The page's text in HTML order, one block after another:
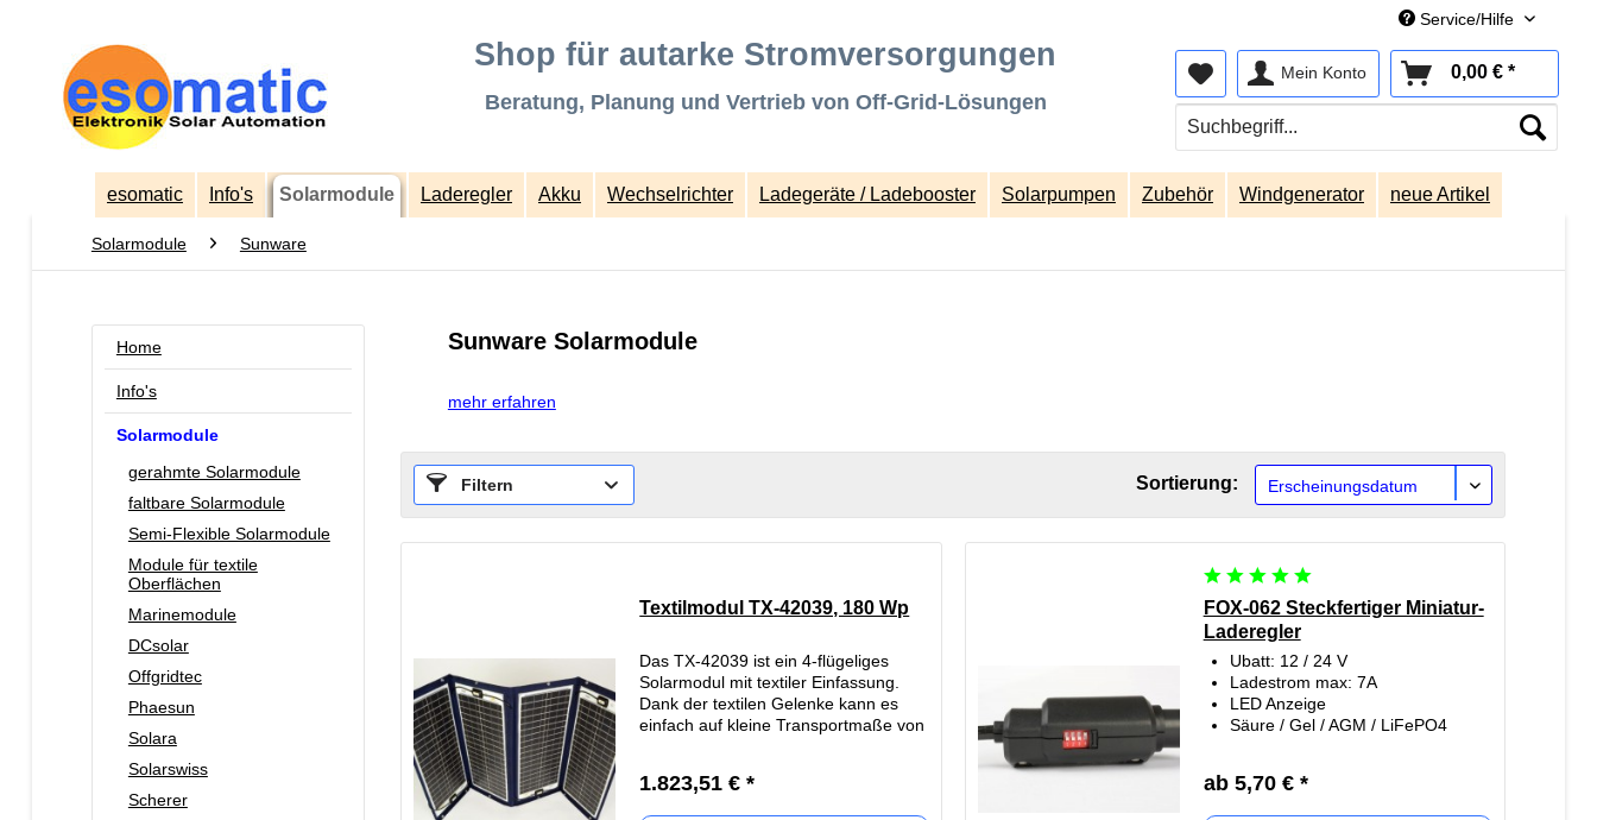
Service/Hilfe
Mein Konto 0,00 € *
Shop für autarke Stromversorgungen
Beratung, Planung und Vertrieb von Off-Grid-Lösungen
esomatic Info's Solarmodule Laderegler Akku Wechselrichter Ladegeräte / Ladebooster Solarpumpen Zubehör Windgenerator neue Artikel
Solarmodule Sunware
Home
Info's
Solarmodule
gerahmte Solarmodule
faltbare Solarmodule
Semi-Flexible Solarmodule
Module für textile
Oberflächen
Marinemodule
DCsolar
Offgridtec
Phaesun
Solara
Solarswiss
Scherer
Sunware Solarmodule
mehr erfahren
Filtern Sortierung:
Textilmodul TX-42039, 180 Wp
Das TX-42039 ist ein 4-flügeliges
Solarmodul mit textiler Einfassung.
Dank der textilen Gelenke kann es
einfach auf kleine Transportmaße von
faltbare Module immer...
1.823,51 € *
FOX-062 Steckfertiger Miniatur-
Laderegler
Ubatt: 12 / 24 V
Ladestrom max: 7A
LED Anzeige
Säure / Gel / AGM / LiFePO4
ab 5,70 € *